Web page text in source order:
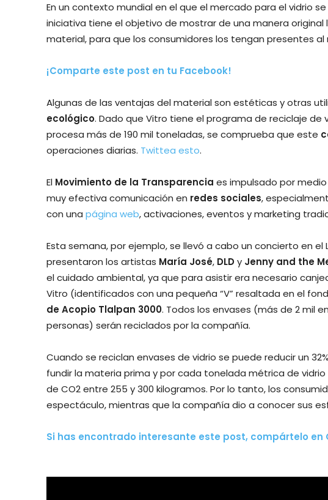
En un contexto mundial en el que el mercado para el vidrio
iniciativa tiene el objetivo de mostrar de una manera
material, para que los consumidores los tengan presentes
¡Comparte este post en tu Facebook!
Algunas de las ventajas del material son estéticas y otras
ecológico. Dado que Vitro tiene el programa de reciclaje de
procesa más de 190 mil toneladas, se comprueba que este
operaciones diarias. Twittea esto.
El Movimiento de la Transparencia es impulsado por
muy efectiva comunicación en redes sociales,
con una página web, activaciones, eventos y marketing
Esta semana, por ejemplo, se llevó a cabo un concierto en el
presentaron los artistas María José, DLDy Jenny and the
el cuidado ambiental, ya que para asistir era necesario
Vitro (identificados con una pequeña “V” resaltada en el
de Acopio Tlalpan 3000. Todos los envases (más de 2 mil
personas) serán reciclados por la compañía.
Cuando se reciclan envases de vidrio se puede reducir un
fundir la materia prima y por cada tonelada métrica de
de CO2 entre 255 y 300 kilogramos. Por lo tanto, los
espectáculo, mientras que la compañía dio a conocer sus
Si has encontrado interesante este post, compártelo en